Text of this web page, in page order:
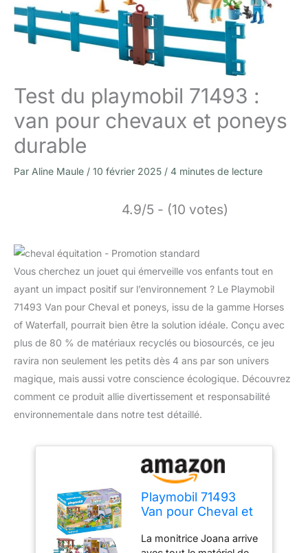
Test du playmobil 71493 :
van pour chevaux et poneys
durable
Par Aline Maule / 10 février 2025 / 4 minutes de lecture
4.9/5 - (10 votes)
Vous cherchez un jouet qui émerveille vos enfants tout en
ayant un impact positif sur l’environnement ? Le Playmobil
71493 Van pour Cheval et poneys, issu de la gamme Horses
of Waterfall, pourrait bien être la solution idéale. Conçu avec
plus de 80 % de matériaux recyclés ou biosourcés, ce jeu
ravira non seulement les petits dès 4 ans par son univers
magique, mais aussi votre conscience écologique. Découvrez
comment ce produit allie divertissement et responsabilité
environnementale dans notre test détaillé.
Playmobil 71493
Van pour Cheval et
- Horses of
La monitrice Joana arrive